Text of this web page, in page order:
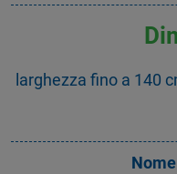
larghezza fino a 140